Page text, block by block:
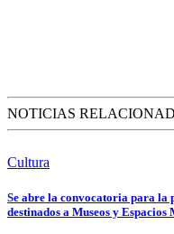
NOTICIAS
Cultura
Se abre la convocatoria para la
destinados a Museos y Espacios